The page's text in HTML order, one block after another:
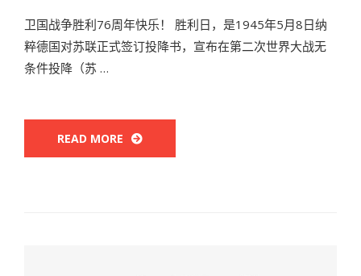
卫国战争胜利76周年快乐！ 胜利日，是1945年5月8日纳
粹德国对苏联正式签订投降书，宣布在第二次世界大战无
条件投降（苏 …
READ MORE